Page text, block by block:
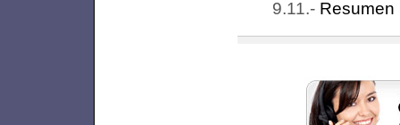
Resumen